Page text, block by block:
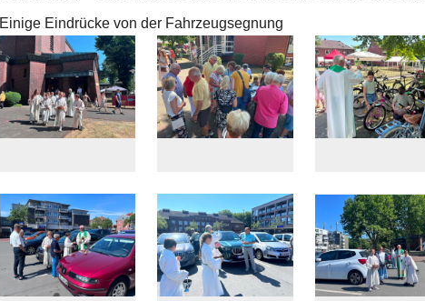
Einige Eindrücke von der Fahrzeugsegnung